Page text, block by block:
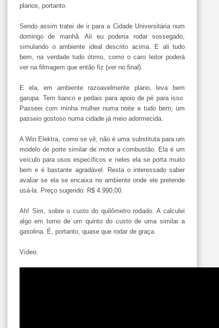
planos, portanto.
Sendo assim tratei de ir para a Cidade Universitária num
domingo de manhã. Ali eu poderia rodar sossegado,
simulando o ambiente ideal descrito acima. E ali tudo
bem, na verdade tudo ótimo, como o caro leitor poderá
ver na filmagem que então fiz (ver no final).
E ela, em ambiente razoavelmente plano, leva bem
garupa. Tem banco e pedais para apoio de pé para isso.
Passeei com minha mulher numa noite e tudo bem; um
passeio gostoso numa cidade já meio adormecida.
A Win Elektra, como se vê, não é uma substituta para um
modelo de porte similar de motor a combustão. Ela é um
veículo para usos específicos e neles ela se porta muito
bem e é bastante agradável. Resta o interessado saber
avaliar se ela se encaixa no ambiente onde ele pretende
usá-la. Preço sugerido: R$ 4.990,00.
Ah! Sim, sobre o custo do quilômetro rodado. A calculei
algo em torno de um quinto do custo de uma similar a
gasolina. É, portanto, quase que rodar de graça.
Vídeo: